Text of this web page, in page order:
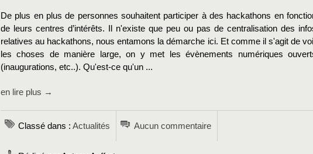
De plus en plus de personnes souhaitent participer à des hackathons en
de leurs centres d’intérêts. Il n'existe que peu ou pas de centralisation des
relatives au hackathons, nous entamons la démarche ici. Et comme il s'agit de
les choses de manière large, on y met les évènements numériques
(inaugurations, etc..). Qu'est-ce qu'un ...
en lire plus →
Classé dans : Actualités Aucun commentaire